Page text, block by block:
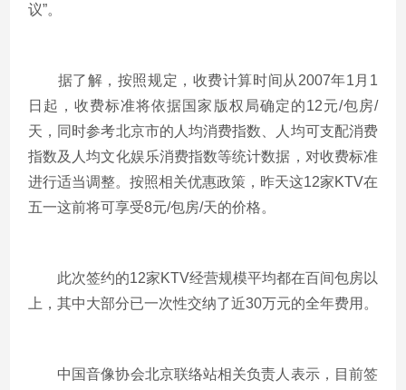
议”。
据了解，按照规定，收费计算时间从2007年1月1
日起，收费标准将依据国家版权局确定的12元/包房/
天，同时参考北京市的人均消费指数、人均可支配消费
指数及人均文化娱乐消费指数等统计数据，对收费标准
进行适当调整。按照相关优惠政策，昨天这12家KTV在
五一这前将可享受8元/包房/天的价格。
此次签约的12家KTV经营规模平均都在百间包房以
上，其中大部分已一次性交纳了近30万元的全年费用。
中国音像协会北京联络站相关负责人表示，目前签